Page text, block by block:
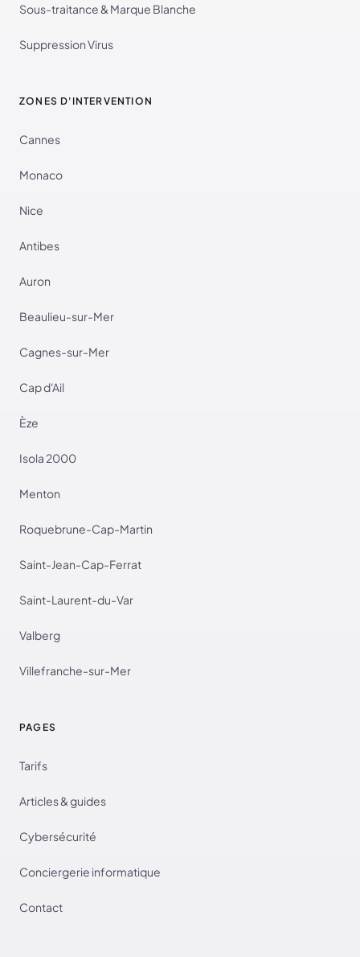
Sous-traitance & Marque Blanche
Suppression Virus
ZONES D'INTERVENTION
Cannes
Monaco
Nice
Antibes
Auron
Beaulieu-sur-Mer
Cagnes-sur-Mer
Cap d'Ail
Èze
Isola 2000
Menton
Roquebrune-Cap-Martin
Saint-Jean-Cap-Ferrat
Saint-Laurent-du-Var
Valberg
Villefranche-sur-Mer
PAGES
Tarifs
Articles & guides
Cybersécurité
Conciergerie informatique
Contact